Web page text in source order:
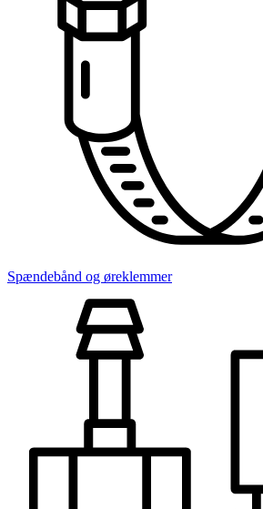
Spændebånd og øreklemmer